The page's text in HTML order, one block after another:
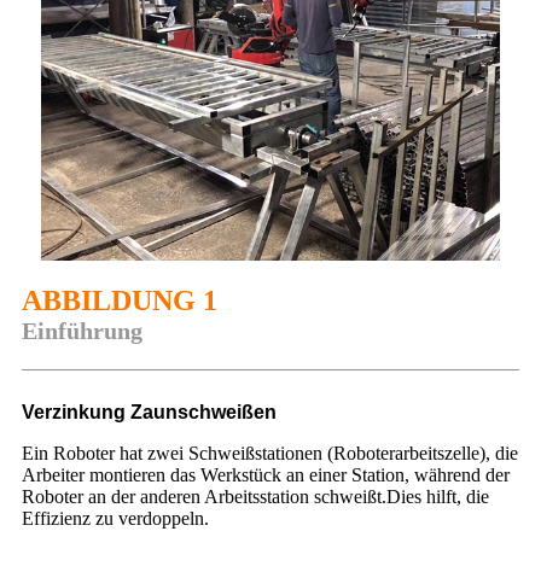
ABBILDUNG 1
Einführung
Verzinkung Zaunschweißen
Ein Roboter hat zwei Schweißstationen (Roboterarbeitszelle), die
Arbeiter montieren das Werkstück an einer Station, während der
Roboter an der anderen Arbeitsstation schweißt.Dies hilft, die
Effizienz zu verdoppeln.